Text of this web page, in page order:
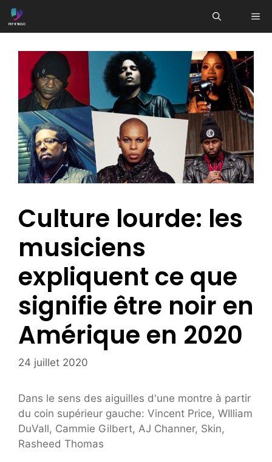
Aller
au
Culture lourde: les
musiciens
expliquent ce que
signifie être noir en
Amérique en 2020
24 juillet 2020
Dans le sens des aiguilles d'une montre à partir
du coin supérieur gauche: Vincent Price, WIlliam
DuVall, Cammie Gilbert, AJ Channer, Skin,
Rasheed Thomas